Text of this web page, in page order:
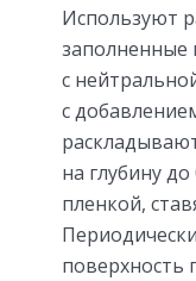
Используют
заполненные
с
с
на глубину
пленкой,
поверхность